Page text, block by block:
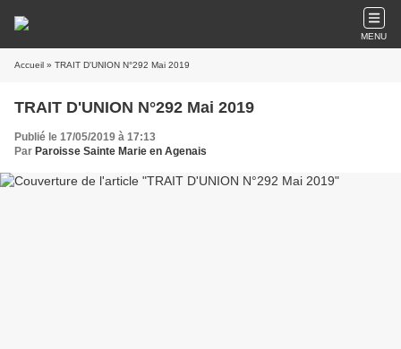
MENU
Accueil » TRAIT D'UNION N°292 Mai 2019
TRAIT D'UNION N°292 Mai 2019
Publié le 17/05/2019 à 17:13
Par Paroisse Sainte Marie en Agenais